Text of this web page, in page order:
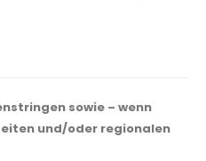
sowie – wenn
und/oder regionalen